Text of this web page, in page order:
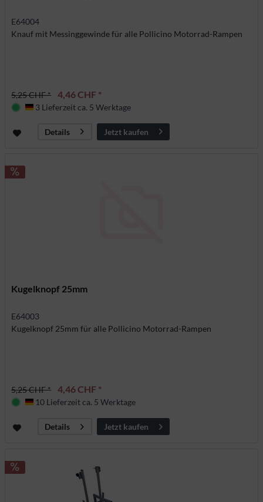
E64004
Knauf mit Messinggewinde für alle Pollicino Motorrad-Rampen
5,25 CHF * 4,46 CHF *
Deutschland
3 Lieferzeit ca. 5 Werktage
Details Jetzt kaufen
Kugelknopf 25mm
E64003
Kugelknopf 25mm für alle Pollicino Motorrad-Rampen
5,25 CHF * 4,46 CHF *
Deutschland
10 Lieferzeit ca. 5 Werktage
Details Jetzt kaufen